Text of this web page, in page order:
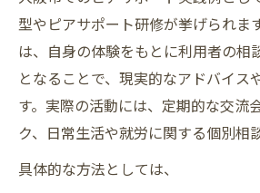
型やピアサポート研修が挙げられま
は、自身の体験をもとに利用者の相
となることで、現実的なアドバイス
す。実際の活動には、定期的な交流
ク、日常生活や就労に関する個別相
具体的な方法としては、